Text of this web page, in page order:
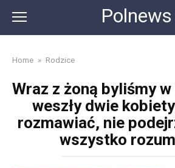
content
Polnews
Home » Rodzice
Wraz z żoną byliśmy
weszły dwie
rozmawiać, nie
wszystko